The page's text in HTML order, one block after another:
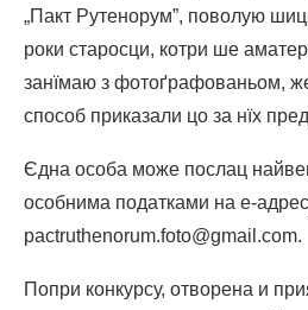
„Пакт Рутенорум”, поволую
роки старосци, котри ше
занїмаю з фотоґрафованьом,
способ приказали цо за нїх
Єдна особа може послац
особнима податками на е-
pactruthenorum.foto@gmail.com.
Попри конкурсу, отворена и